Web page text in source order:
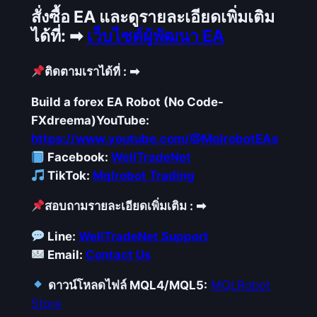
สั่งซื้อ EA และดูรายละเอียดเพิ่มเติม
ได้ที่: ➡ เว็บไซต์ผู้พัฒนา EA
ติดตามเราได้ที่ : ➡
Build a forex EA Robot (No Code-
FXdreema)YouTube:
https://www.youtube.com/@MqlrobotEAs
Facebook: WellTradeNet
TikTok: Mqlrobot Trading
สอบถามรายละเอียดเพิ่มเติม : ➡
Line: WellTradeNet Support
Email: Contact Us
ดาวน์โหลดไฟล์ MQL4/MQL5: MQLRobot
Store